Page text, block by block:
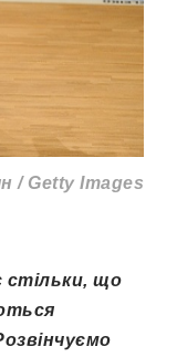
/ Getty Images
стільки, що